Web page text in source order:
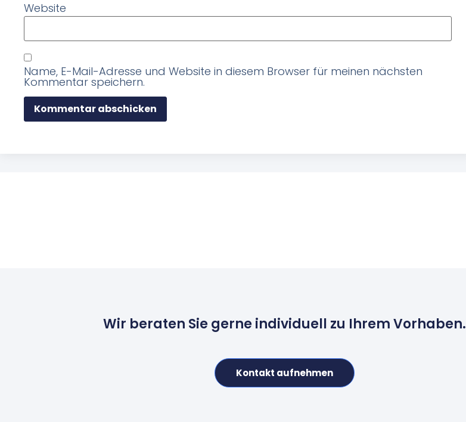
Website
Name, E-Mail-Adresse und Website in diesem Browser für meinen nächsten
Kommentar speichern.
Wir beraten Sie gerne individuell zu Ihrem Vorhaben.
Kontakt aufnehmen